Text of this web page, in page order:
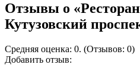
Отзывы о
Кутузовский
Средняя оценка: 0. (Отзывов: 0)
Добавить отзыв: